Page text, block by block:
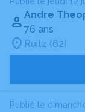
Andre
76 ans
Ruitz (62)
Publié le